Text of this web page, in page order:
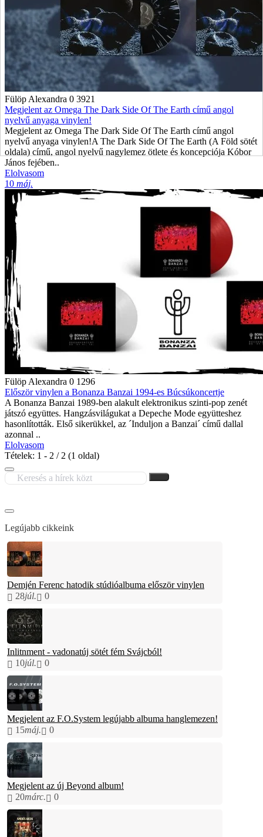
Fülöp Alexandra 0 3921
Megjelent az Omega The Dark Side Of The Earth című angol
nyelvű anyaga vinylen!
Megjelent az Omega The Dark Side Of The Earth című angol
nyelvű anyaga vinylen!A The Dark Side Of The Earth (A Föld sötét
oldala) című, angol nyelvű nagylemez ötlete és koncepciója Kóbor
János fejében..
Elolvasom
10 máj.
Fülöp Alexandra 0 1296
Először vinylen a Bonanza Banzai 1994-es Búcsúkoncertje
A Bonanza Banzai 1989-ben alakult elektronikus szinti-pop zenét
játszó együttes. Hangzásvilágukat a Depeche Mode együtteshez
hasonlították. Első sikerükkel, az ´Induljon a Banzai´ című dallal
azonnal ..
Elolvasom
Tételek: 1 - 2 / 2 (1 oldal)
Legújabb cikkeink
Demjén Ferenc hatodik stúdióalbuma először vinylen
28júl. 0
Inlitnment - vadonatúj sötét fém Svájcból!
10júl. 0
Megjelent az F.O.System legújabb albuma hanglemezen!
15máj. 0
Megjelent az új Beyond album!
20márc. 0